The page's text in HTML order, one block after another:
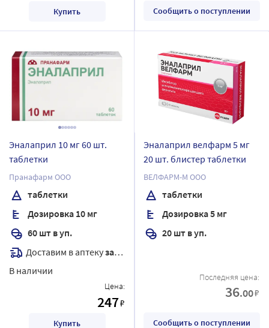
Купить Сообщить о поступлении
Эналаприл 10 мг 60 шт.
таблетки
Пранафарм ООО
таблетки
Дозировка 10 мг
60 шт в уп.
Доставим в аптекузавтра
В наличии
Цена:
247₽
Купить
Эналаприл велфарм 5 мг
20 шт. блистер таблетки
ВЕЛФАРМ-М ООО
таблетки
Дозировка 5 мг
20 шт в уп.
Последняя цена:
36.00₽
Сообщить о поступлении